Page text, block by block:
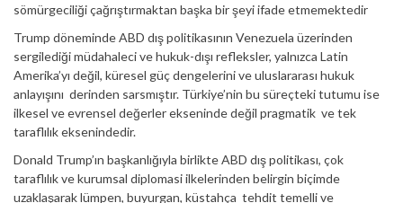
sömürgeciliği çağrıştırmaktan başka bir şeyi ifade etmemektedir
Trump döneminde ABD dış politikasının Venezuela üzerinden
sergilediği müdahaleci ve hukuk-dışı refleksler, yalnızca Latin
Amerika’yı değil, küresel güç dengelerini ve uluslararası hukuk
anlayışını derinden sarsmıştır. Türkiye’nin bu süreçteki tutumu ise
ilkesel ve evrensel değerler ekseninde değil pragmatik ve tek
taraflılık eksenindedir.
Donald Trump’ın başkanlığıyla birlikte ABD dış politikası, çok
taraflılık ve kurumsal diplomasi ilkelerinden belirgin biçimde
uzaklaşarak lümpen, buyurgan, küstahça tehdit temelli ve